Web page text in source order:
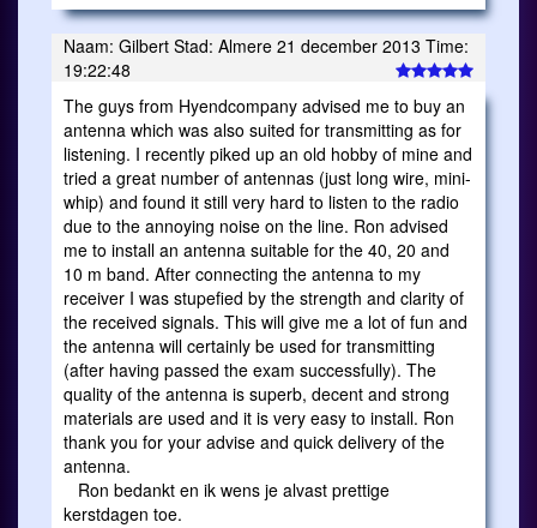
Naam: Gilbert Stad: Almere 21 december 2013 Time:
19:22:48
The guys from Hyendcompany advised me to buy an
antenna which was also suited for transmitting as for
listening. I recently piked up an old hobby of mine and
tried a great number of antennas (just long wire, mini-
whip) and found it still very hard to listen to the radio
due to the annoying noise on the line. Ron advised
me to install an antenna suitable for the 40, 20 and
10 m band. After connecting the antenna to my
receiver I was stupefied by the strength and clarity of
the received signals. This will give me a lot of fun and
the antenna will certainly be used for transmitting
(after having passed the exam successfully). The
quality of the antenna is superb, decent and strong
materials are used and it is very easy to install. Ron
thank you for your advise and quick delivery of the
antenna.
Ron bedankt en ik wens je alvast prettige
kerstdagen toe.